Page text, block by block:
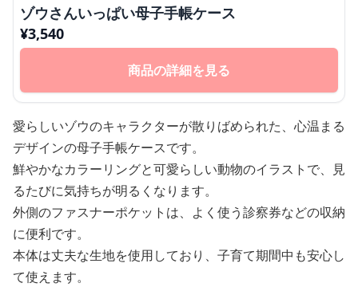
ゾウさんいっぱい母子手帳ケース
¥3,540
商品の詳細を見る
愛らしいゾウのキャラクターが散りばめられた、心温まる
デザインの母子手帳ケースです。
鮮やかなカラーリングと可愛らしい動物のイラストで、見
るたびに気持ちが明るくなります。
外側のファスナーポケットは、よく使う診察券などの収納
に便利です。
本体は丈夫な生地を使用しており、子育て期間中も安心し
て使えます。